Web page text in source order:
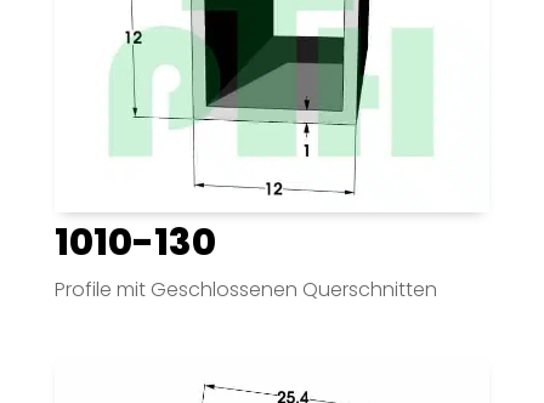
1010-130
Profile mit Geschlossenen Querschnitten